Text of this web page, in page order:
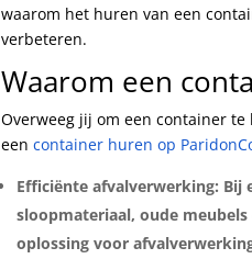
waarom het huren van een
verbeteren.
Waarom een
Overweeg jij om een container
eencontainer huren op
Efficiënte afvalverwerking:
sloopmateriaal, oude
oplossing voor